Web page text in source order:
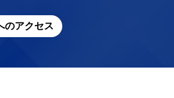
のアクセス